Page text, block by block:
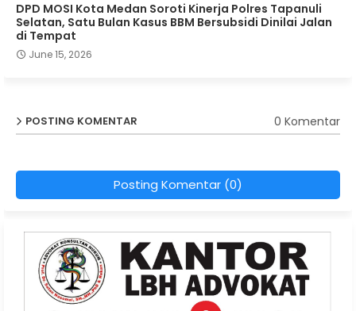
DPD MOSI Kota Medan Soroti Kinerja Polres Tapanuli
Selatan, Satu Bulan Kasus BBM Bersubsidi Dinilai Jalan
di Tempat
June 15, 2026
POSTING KOMENTAR 0 Komentar
Posting Komentar (0)